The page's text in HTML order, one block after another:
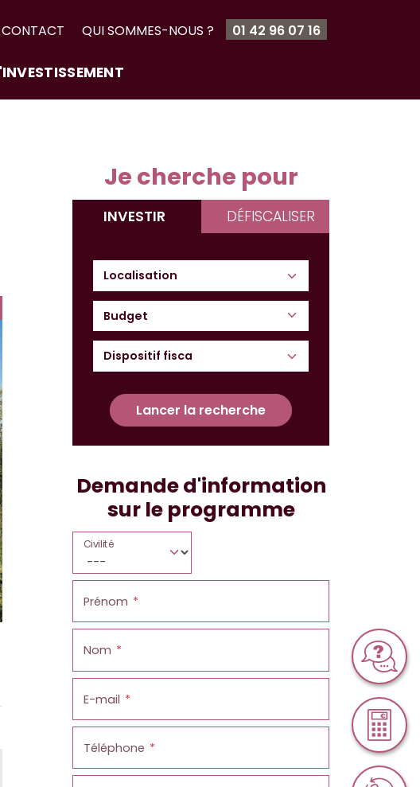
CONTACT QUI SOMMES-NOUS ? 01 42 96 07 16
Je cherche pour
INVESTIR DÉFISCALISER
Budget
Lancer la recherche
Demande d'information
sur le programme
Civilité
Prénom
Nom
E-mail
Téléphone